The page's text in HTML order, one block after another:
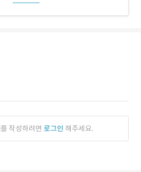
작성하려면 로그인 해주세요.